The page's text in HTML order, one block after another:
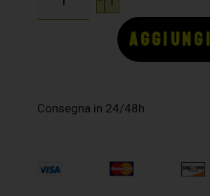
AGGIUNGI
Consegna in 24/48h